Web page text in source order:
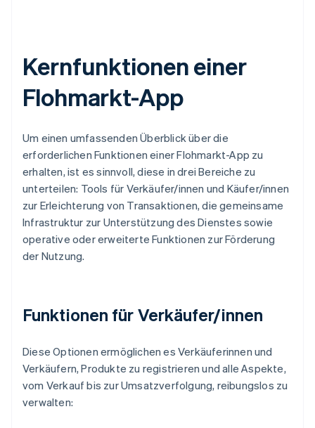
Kernfunktionen einer
Flohmarkt-App
Um einen umfassenden Überblick über die
erforderlichen Funktionen einer Flohmarkt-App zu
erhalten, ist es sinnvoll, diese in drei Bereiche zu
unterteilen: Tools für Verkäufer/innen und Käufer/innen
zur Erleichterung von Transaktionen, die gemeinsame
Infrastruktur zur Unterstützung des Dienstes sowie
operative oder erweiterte Funktionen zur Förderung
der Nutzung.
Funktionen für Verkäufer/innen
Diese Optionen ermöglichen es Verkäuferinnen und
Verkäufern, Produkte zu registrieren und alle Aspekte,
vom Verkauf bis zur Umsatzverfolgung, reibungslos zu
verwalten: